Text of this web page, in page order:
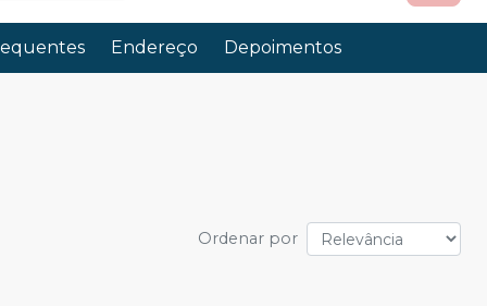
Endereço Depoimentos
Ordenar por